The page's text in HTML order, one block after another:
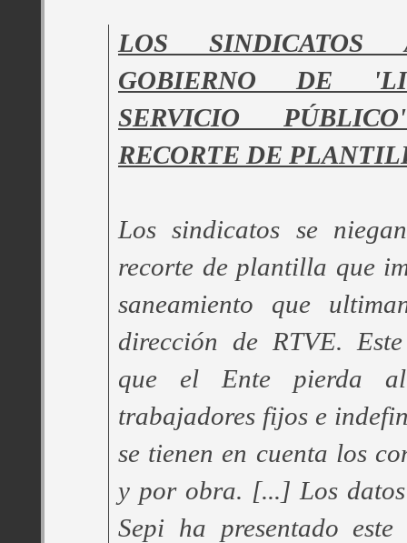
LOS SINDICATOS
GOBIERNO DE
SERVICIO
RECORTE DE
Los sindicatos se
recorte de plantilla que
saneamiento que
dirección de RTVE.
que el Ente pierda
trabajadores fijos e
se tienen en cuenta los
y por obra. [...] Los
Sepi ha presentado este